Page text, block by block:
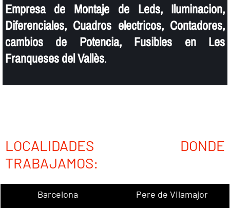
Empresa de Montaje de Leds, Iluminacion,
Diferenciales, Cuadros electricos, Contadores,
cambios de Potencia, Fusibles en Les
Franqueses del Vallès.
LOCALIDADES DONDE
TRABAJAMOS:
Barcelona
Pere de Vilamajor